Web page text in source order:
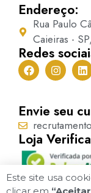
Endereço:
Rua Paulo
Caieiras -
Redes
Envie seu
Loja
Este site usa